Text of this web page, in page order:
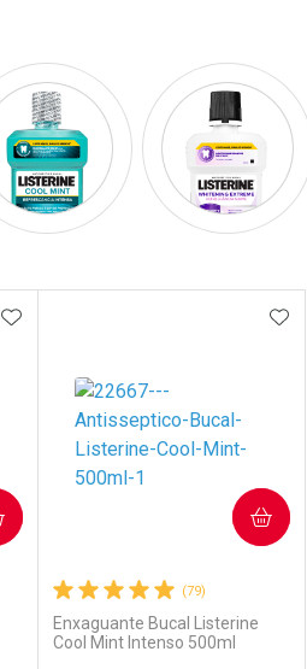
ADICIONAR AOS FAVORITOS
(79)
Enxaguante Bucal Listerine
Cool Mint Intenso 500ml
COMPRAR